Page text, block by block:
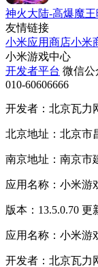
神火大陆-高爆魔
友情链接
小米应用商店小米
小米游戏中心
开发者平台 微信公
010-60606666
开发者：北京瓦力
北京地址：北京市
南京地址：南京市
应用名称：小米游
版本：13.5.0.70 更
应用名称：小米游
开发者：北京瓦力